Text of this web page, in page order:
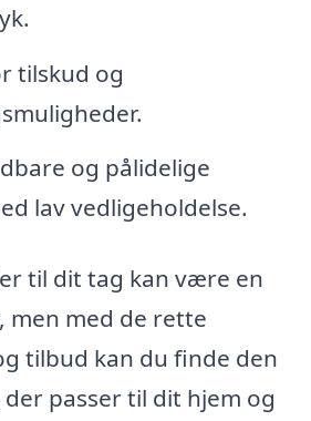
tilskud og
og pålidelige
lav vedligeholdelse.
til dit tag kan være en
men med de rette
tilbud kan du finde den
passer til dit hjem og